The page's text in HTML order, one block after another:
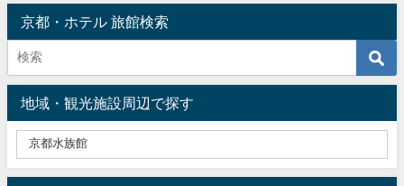
京都・ホテル 旅館検索
地域・観光施設周辺で探す